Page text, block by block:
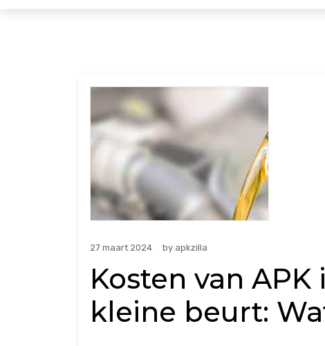
27 maart 2024 by apkzilla
Kosten van
kleine beurt: